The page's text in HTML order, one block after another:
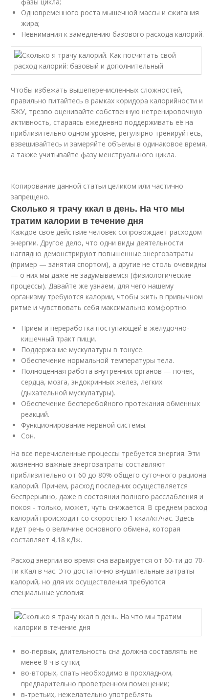
Одновременного роста мышечной массы и сжигания
жира;
Невнимания к замедлению базового расхода калорий.
Чтобы избежать вышеперечисленных сложностей,
правильно питайтесь в рамках коридора калорийности и
БЖУ, трезво оценивайте собственную нетренировочную
активность, стараясь ежедневно поддерживать её на
приблизительно одном уровне, регулярно тренируйтесь,
взвешивайтесь и замеряйте объемы в одинаковое время,
а также учитывайте фазу менструального цикла.
Копирование данной статьи целиком или частично
запрещено.
Сколько я трачу ккал в день. На что мы
тратим калории в течение дня
Каждое свое действие человек сопровождает расходом
энергии. Другое дело, что одни виды деятельности
наглядно демонстрируют повышенные энергозатраты
(пример — занятия спортом), а другие не столь очевидны
— о них мы даже не задумываемся (физиологические
процессы). Давайте же узнаем, для чего нашему
организму требуются калории, чтобы жить в привычном
ритме и чувствовать себя максимально комфортно.
Прием и переработка поступающей в желудочно-
кишечный тракт пищи.
Поддержание мускулатуры в тонусе.
Обеспечение нормальной температуры тела.
Полноценная работа внутренних органов — почек,
сердца, мозга, эндокринных желез, легких
(дыхательной мускулатуры).
Обеспечение бесперебойного протекания обменных
реакций.
Функционирование нервной системы.
Сон.
На все перечисленные процессы требуется энергия. Эти
жизненно важные энергозатраты составляют
приблизительно от 60 до 80% общего суточного рациона
калорий. Причем, расход последних осуществляется
беспрерывно, даже в состоянии полного расслабления и
покоя - только, может, чуть снижается. В среднем расход
калорий происходит со скоростью 1 ккал/кг/час. Здесь
идет речь о величине основного обмена, которая
составляет 4,18 кДж.
Расход энергии во время сна варьируется от 60-ти до 70-
ти кКал в час. Это достаточно внушительные затраты
калорий, но для их осуществления требуются
специальные условия:
во-первых, длительность сна должна составлять не
менее 8 ч в сутки;
во-вторых, спать необходимо в прохладном,
предварительно проветренном помещении;
в-третьих, нежелательно употреблять